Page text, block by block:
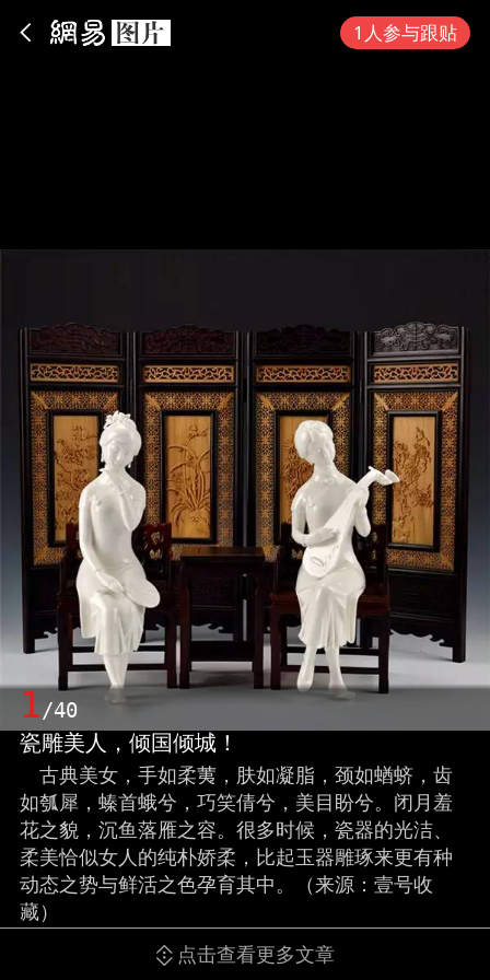
1人参与跟贴
1/40
瓷雕美人，倾国倾城！
古典美女，手如柔荑，肤如凝脂，颈如蝤蛴，齿
如瓠犀，螓首蛾兮，巧笑倩兮，美目盼兮。闭月羞
花之貌，沉鱼落雁之容。很多时候，瓷器的光洁、
柔美恰似女人的纯朴娇柔，比起玉器雕琢来更有种
动态之势与鲜活之色孕育其中。（来源：壹号收
藏）
点击查看更多文章